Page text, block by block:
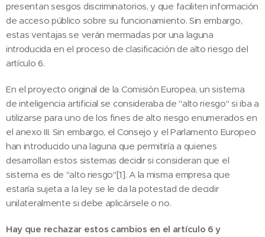
presentan sesgos discriminatorios, y que faciliten información
de acceso público sobre su funcionamiento. Sin embargo,
estas ventajas se verán mermadas por una laguna
introducida en el proceso de clasificación de alto riesgo del
artículo 6.
En el proyecto original de la Comisión Europea, un sistema
de inteligencia artificial se consideraba de "alto riesgo" si iba a
utilizarse para uno de los fines de alto riesgo enumerados en
el anexo III. Sin embargo, el Consejo y el Parlamento Europeo
han introducido una laguna que permitiría a quienes
desarrollan estos sistemas decidir si consideran que el
sistema es de "alto riesgo"[1]. A la misma empresa que
estaría sujeta a la ley se le da la potestad de decidir
unilateralmente si debe aplicársele o no.
Hay que rechazar estos cambios en el artículo 6 y